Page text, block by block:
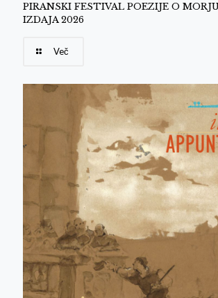
PIRANSKI FESTIVAL POEZIJE O
IZDAJA 2026
Več